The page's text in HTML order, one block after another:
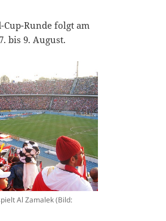
Cup-Runde folgt am
bis 9. August.
Al Zamalek (Bild: